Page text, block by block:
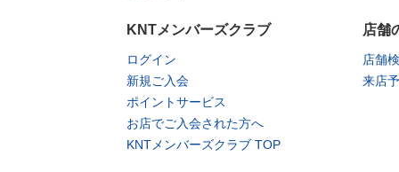
KNTメンバーズクラブ
ログイン
新規ご入会
ポイントサービス
お店でご入会された方へ
KNTメンバーズクラブ TOP
店舗
店舗
来店